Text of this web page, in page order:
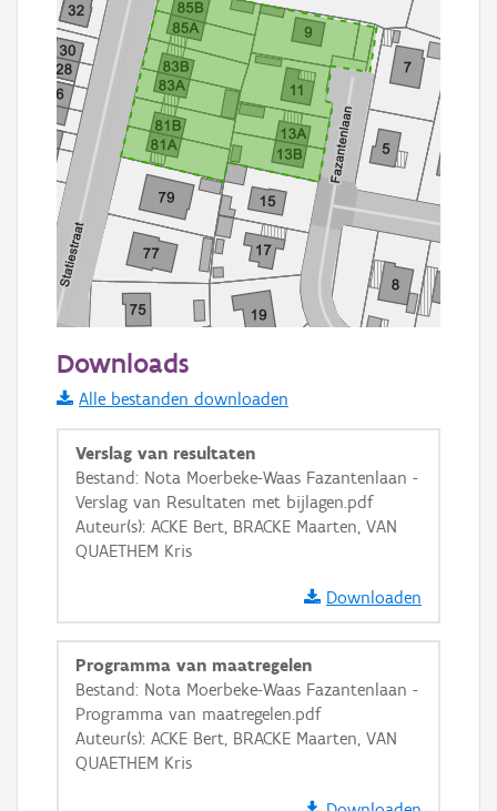
Informatie Vlaanderen
i
+ −
Basis Lagen
OSM-Basiskaart
Ortho
Downloads
Alle bestanden downloaden
Verslag van resultaten
Bestand: Nota Moerbeke-Waas Fazantenlaan -
Verslag van Resultaten met bijlagen.pdf
Auteur(s): ACKE Bert, BRACKE Maarten, VAN
QUAETHEM Kris
Downloaden
Programma van maatregelen
Bestand: Nota Moerbeke-Waas Fazantenlaan -
Programma van maatregelen.pdf
Auteur(s): ACKE Bert, BRACKE Maarten, VAN
QUAETHEM Kris